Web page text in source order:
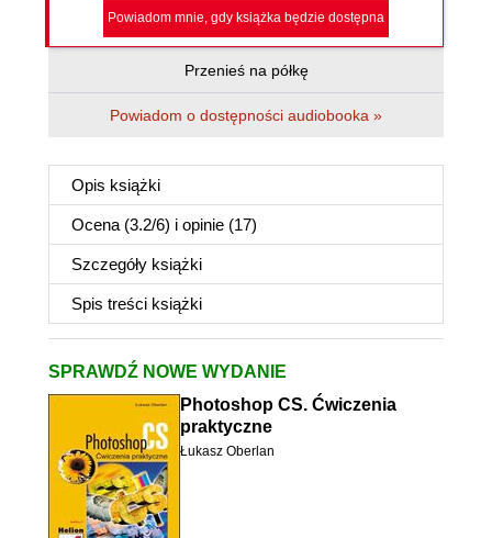
Powiadom mnie, gdy książka będzie dostępna
Przenieś na półkę
Powiadom o dostępności audiobooka »
Opis książki
Ocena (3.2/6) i opinie (17)
Szczegóły książki
Spis treści książki
SPRAWDŹ NOWE WYDANIE
Photoshop CS. Ćwiczenia
praktyczne
Łukasz Oberlan